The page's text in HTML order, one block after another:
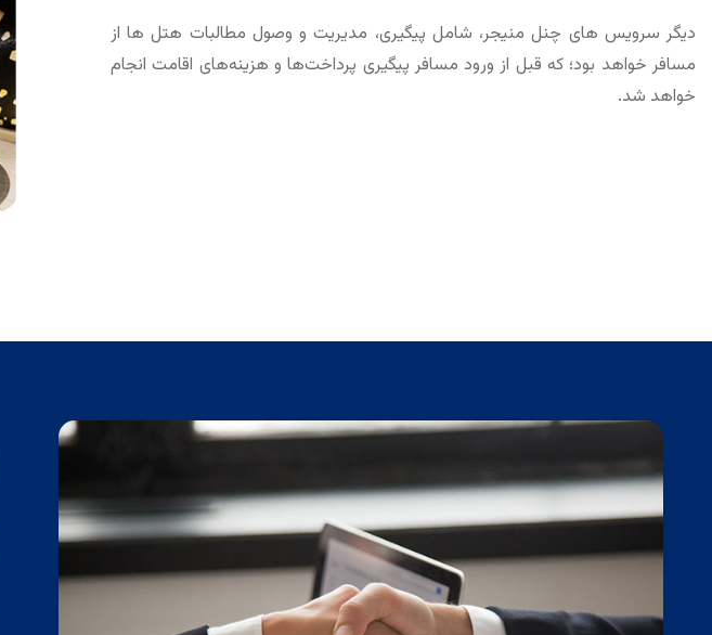
دیگر سرویس ­های چنل منیجر، شامل پیگیری، مدیریت و وصول مطالبات هتل ها از
مسافر خواهد بود؛ که قبل از ورود مسافر پیگیری پرداخت‌ها و هزینه‌­های اقامت انجام
خواهد شد.